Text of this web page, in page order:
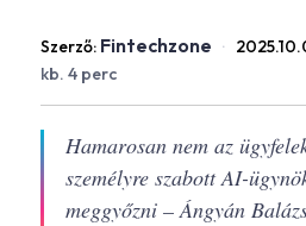
Szerző: Fintechzone ·
kb. 4 perc
Hamarosan nem az
személyre szabott AI-
meggyőzni – Ángyán